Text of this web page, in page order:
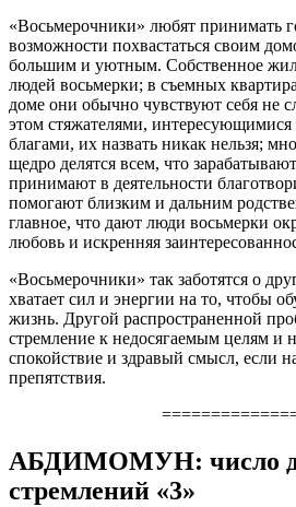
«Восьмерочники» любят принимать
возможности похвастаться своим
большим и уютным. Собственное
людей восьмерки; в съемных
доме они обычно чувствуют себя не
этом стяжателями,
благами, их назвать никак нельзя;
щедро делятся всем, что
принимают в деятельности
помогают близким и дальним
главное, что дают люди восьмерки
любовь и искренняя
«Восьмерочники» так заботятся о
хватает сил и энергии на то, чтобы
жизнь. Другой распространенной
стремление к недосягаемым целям и
спокойствие и здравый смысл, если
препятствия.
АБДИМОМУН: число
стремлений «3»